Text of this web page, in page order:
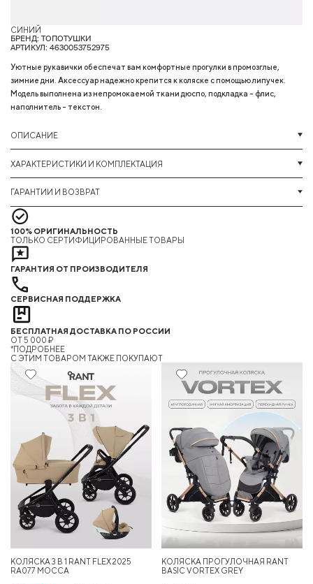
СИНИЙ
БРЕНД: ТОПОТУШКИ
АРТИКУЛ: 4630053752975
Уютные рукавички обеспечат вам комфортные прогулки в промозглые,
зимние дни. Аксессуар надежно крепится к коляске с помощью липучек.
Модель выполнена из непромокаемой ткани дюспо, подкладка - флис,
наполнитель - текстон.
ОПИСАНИЕ
ХАРАКТЕРИСТИКИ И КОМПЛЕКТАЦИЯ
ГАРАНТИИ И ВОЗВРАТ
100% ОРИГИНАЛЬНОСТЬ
ТОЛЬКО СЕРТИФИЦИРОВАННЫЕ ТОВАРЫ
ГАРАНТИЯ ОТ ПРОИЗВОДИТЕЛЯ
СЕРВИСНАЯ ПОДДЕРЖКА
БЕСПЛАТНАЯ ДОСТАВКА ПО РОССИИ
ОТ 5 000 ₽
*ПОДРОБНЕЕ
C ЭТИМ ТОВАРОМ ТАКЖЕ ПОКУПАЮТ
10%
КОЛЯСКА 3 В 1 RANT FLEX 2025
RA077 MOCCA
КОЛЯСКА ПРОГУЛОЧНАЯ RANT
BASIC VORTEX GREY